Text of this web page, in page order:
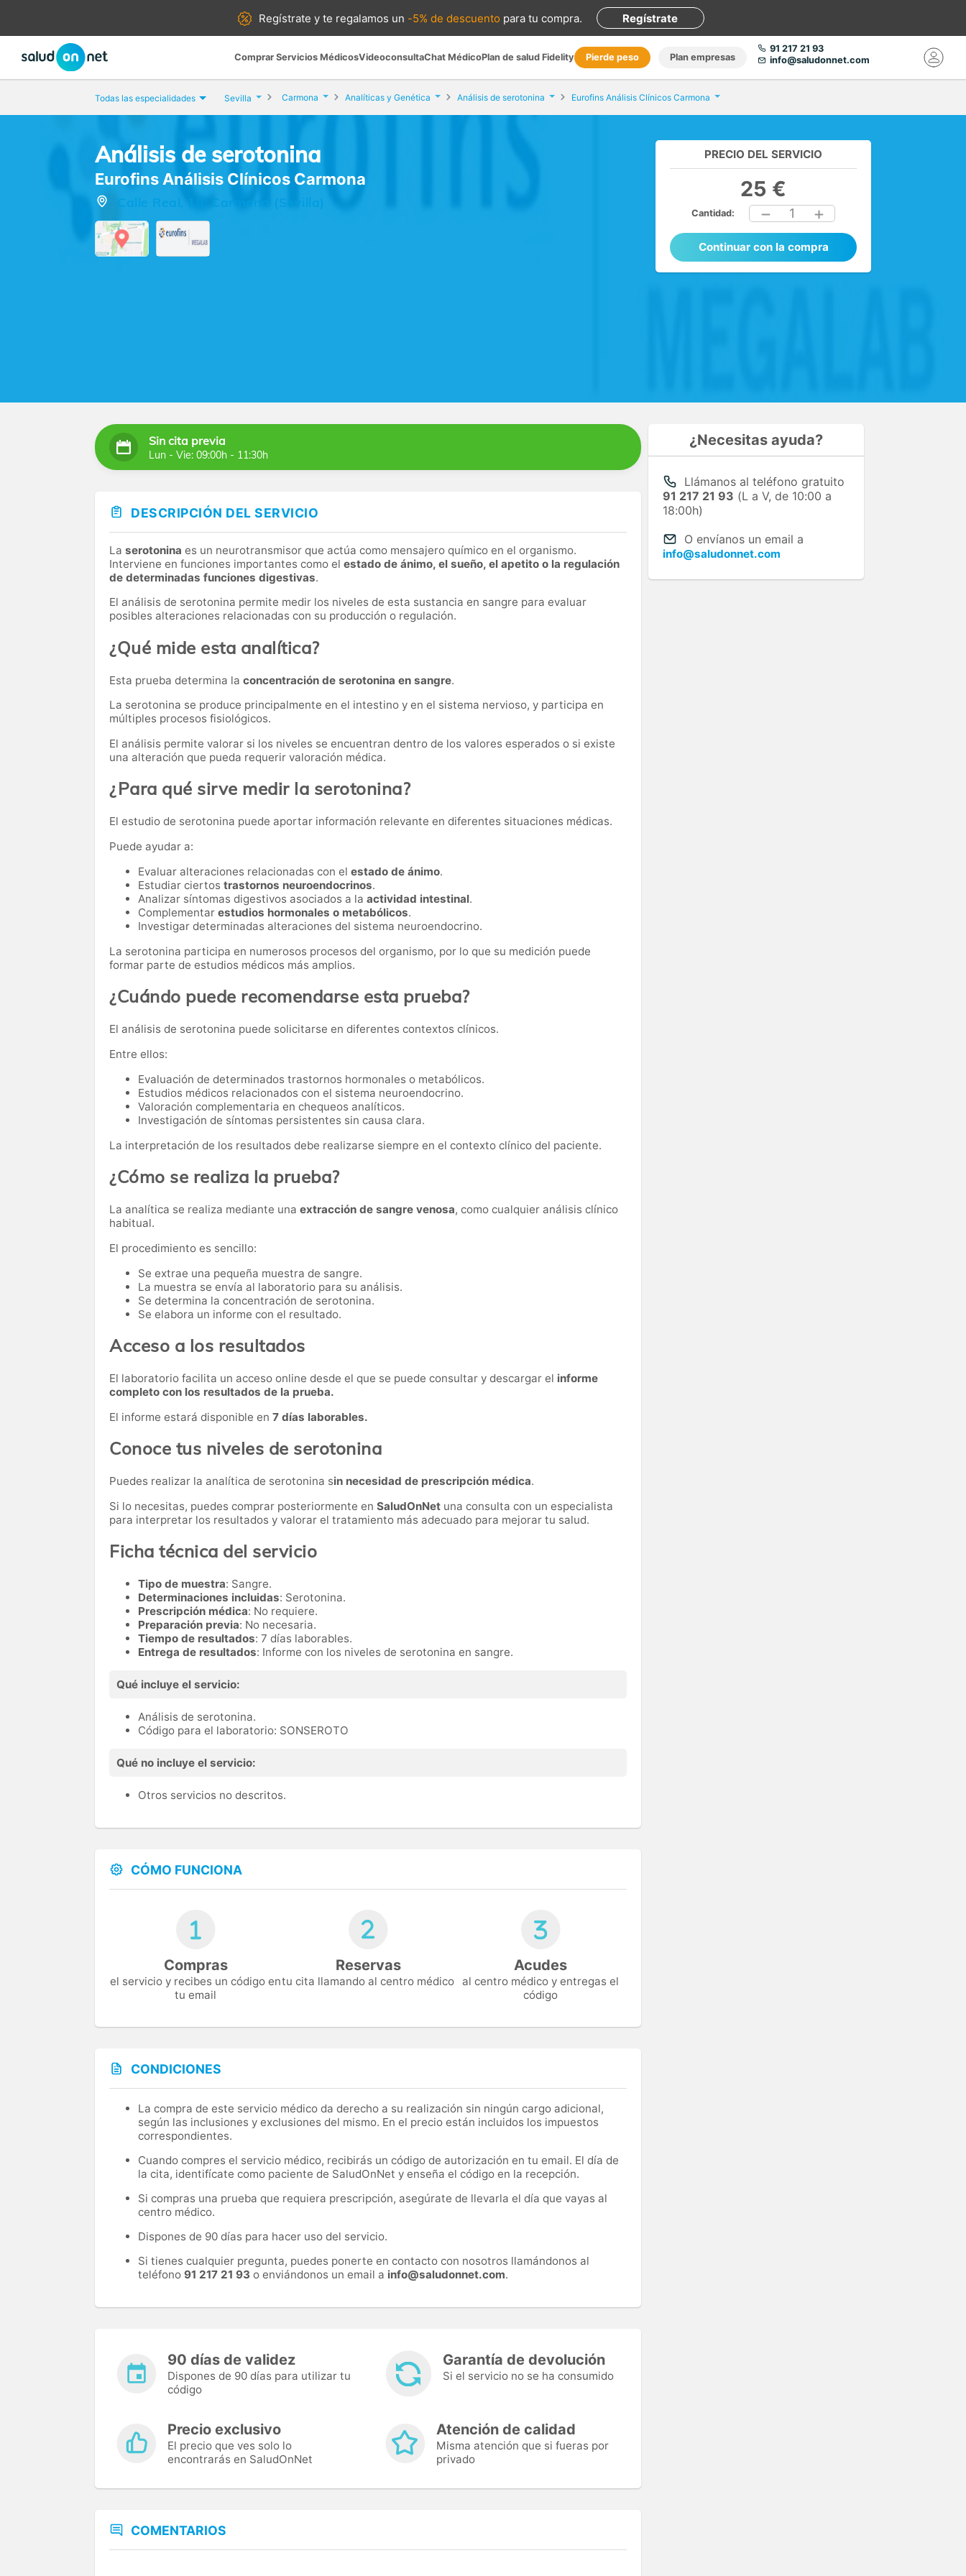
Regístrate yte regalamos un -5% de descuento para tu compra. Regístrate
Comprar Servicios MédicosVideoconsultaChat MédicoPlan de salud Fidelity Pierde peso Plan empresas
91 217 21 93
info@saludonnet.com
Todas las especialidades Sevilla Carmona Analíticas y Genética Análisis de serotonina Eurofins Análisis Clínicos Carmona
Análisis de serotonina
Eurofins Análisis Clínicos Carmona
Calle Real, 18, Carmona (Sevilla)
PRECIO DEL SERVICIO
25 €
Cantidad: 1
Continuar con la compra
Sin cita previa
Lun - Vie: 09:00h - 11:30h
DESCRIPCIÓN DEL SERVICIO
La serotonina es un neurotransmisor que actúa como mensajero químico en el organismo.
Interviene en funciones importantes como el estado de ánimo, el sueño, el apetito o la regulación
de determinadas funciones digestivas.
El análisis de serotonina permite medir los niveles de esta sustancia en sangre para evaluar
posibles alteraciones relacionadas con su producción o regulación.
¿Qué mide esta analítica?
Esta prueba determina la concentración de serotonina en sangre.
La serotonina se produce principalmente en el intestino y en el sistema nervioso, y participa en
múltiples procesos fisiológicos.
El análisis permite valorar si los niveles se encuentran dentro de los valores esperados o si existe
una alteración que pueda requerir valoración médica.
¿Para qué sirve medir la serotonina?
El estudio de serotonina puede aportar información relevante en diferentes situaciones médicas.
Puede ayudar a:
Evaluar alteraciones relacionadas con el estado de ánimo.
Estudiar ciertos trastornos neuroendocrinos.
Analizar síntomas digestivos asociados a la actividad intestinal.
Complementar estudios hormonales o metabólicos.
Investigar determinadas alteraciones del sistema neuroendocrino.
La serotonina participa en numerosos procesos del organismo, por lo que su medición puede
formar parte de estudios médicos más amplios.
¿Cuándo puede recomendarse esta prueba?
El análisis de serotonina puede solicitarse en diferentes contextos clínicos.
Entre ellos:
Evaluación de determinados trastornos hormonales o metabólicos.
Estudios médicos relacionados con el sistema neuroendocrino.
Valoración complementaria en chequeos analíticos.
Investigación de síntomas persistentes sin causa clara.
La interpretación de los resultados debe realizarse siempre en el contexto clínico del paciente.
¿Cómo se realiza la prueba?
La analítica se realiza mediante una extracción de sangre venosa, como cualquier análisis clínico
habitual.
El procedimiento es sencillo:
Se extrae una pequeña muestra de sangre.
La muestra se envía al laboratorio para su análisis.
Se determina la concentración de serotonina.
Se elabora un informe con el resultado.
Acceso a los resultados
El laboratorio facilita un acceso online desde el que se puede consultar y descargar el informe
completo con los resultados de la prueba.
El informe estará disponible en 7 días laborables.
Conoce tus niveles de serotonina
Puedes realizar la analítica de serotonina sin necesidad de prescripción médica.
Si lo necesitas, puedes comprar posteriormente en SaludOnNet una consulta con un especialista
para interpretar los resultados y valorar el tratamiento más adecuado para mejorar tu salud.
Ficha técnica del servicio
Tipo de muestra: Sangre.
Determinaciones incluidas: Serotonina.
Prescripción médica: No requiere.
Preparación previa: No necesaria.
Tiempo de resultados: 7 días laborables.
Entrega de resultados: Informe con los niveles de serotonina en sangre.
Qué incluye el servicio:
Análisis de serotonina.
Código para el laboratorio: SONSEROTO
Qué no incluye el servicio:
Otros servicios no descritos.
CÓMO FUNCIONA
Compras
el servicio y recibes un código en
tu email
Reservas
tu cita llamando al centro médico
Acudes
al centro médico y entregas el
código
CONDICIONES
La compra de este servicio médico da derecho a su realización sin ningún cargo adicional,
según las inclusiones y exclusiones del mismo. En el precio están incluidos los impuestos
correspondientes.
Cuando compres el servicio médico, recibirás un código de autorización en tu email. El día de
la cita, identifícate como paciente de SaludOnNet y enseña el código en la recepción.
Si compras una prueba que requiera prescripción, asegúrate de llevarla el día que vayas al
centro médico.
Dispones de 90 días para hacer uso del servicio.
Si tienes cualquier pregunta, puedes ponerte en contacto con nosotros llamándonos al
teléfono 91 217 21 93 o enviándonos un email a info@saludonnet.com.
90 días de validez
Dispones de 90 días para utilizar tu
código
Garantía de devolución
Si el servicio no se ha consumido
Precio exclusivo
El precio que ves solo lo
encontrarás en SaludOnNet
Atención de calidad
Misma atención que si fueras por
privado
COMENTARIOS
¿Necesitas ayuda?
Llámanos al teléfono gratuito
91 217 21 93 (L a V, de 10:00 a
18:00h)
O envíanos un email a
info@saludonnet.com